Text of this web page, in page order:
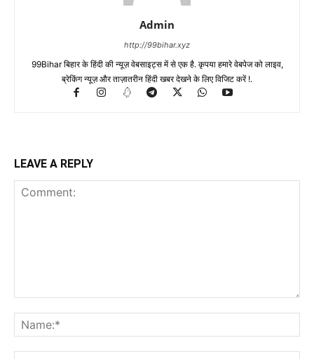
Admin
http://99bihar.xyz
99Bihar बिहार के हिंदी की न्यूज़ वेबसाइट्स में से एक है. कृपया हमारे वेबपेज को लाइव,
ब्रेकिंग न्यूज़ और ताज़ातरीन हिंदी खबर देखने के लिए विजिट करें !.
LEAVE A REPLY